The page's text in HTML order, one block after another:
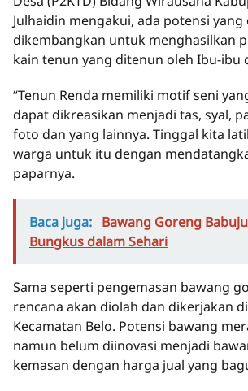
Julhaidin mengakui, ada potensi yang
dikembangkan untuk menghasilkan
kain tenun yang ditenun oleh Ibu-ibu
“Tenun Renda memiliki motif seni
dapat dikreasikan menjadi tas, syal,
foto dan yang lainnya. Tinggal kita
warga untuk itu dengan
paparnya.
Baca juga: Bawang Goreng
Bungkus dalam Sehari
Sama seperti pengemasan bawang
rencana akan diolah dan dikerjakan
Kecamatan Belo. Potensi bawang
namun belum diinovasi menjadi
kemasan dengan harga jual yang